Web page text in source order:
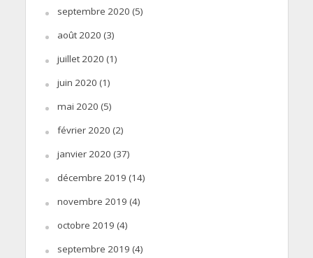
septembre 2020 (5)
août 2020 (3)
juillet 2020 (1)
juin 2020 (1)
mai 2020 (5)
février 2020 (2)
janvier 2020 (37)
décembre 2019 (14)
novembre 2019 (4)
octobre 2019 (4)
septembre 2019 (4)